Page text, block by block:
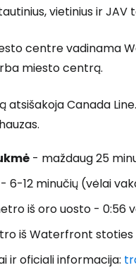
vietinius ir JAV
centre vadinama
miesto centrą.
atsišakojaCanada Line
- maždaug 25
- 6-12 minučių (vėlai
iš oro uosto - 0:56
iš Waterfront stoties
ir oficiali informacija: